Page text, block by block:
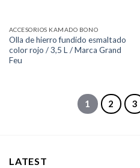
ACCESORIOS KAMADO BONO
Olla de hierro fundido esmaltado
color rojo / 3,5 L / Marca Grand
Feu
1 2 3
LATEST